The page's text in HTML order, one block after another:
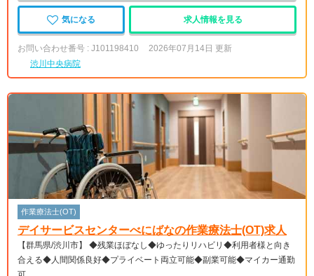
気になる 求人情報を見る
お問い合わせ番号 : J101198410
2026年07月14日 更新
渋川中央病院
作業療法士(OT)
デイサービスセンターべにばなの作業療法士(OT)求人
【群馬県/渋川市】 ◆残業ほぼなし◆ゆったりリハビリ◆利用者様と向き
合える◆人間関係良好◆プライベート両立可能◆副業可能◆マイカー通勤